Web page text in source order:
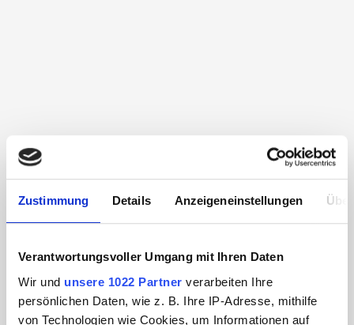
Zustimmung Details Anzeigeneinstellungen
Verantwortungsvoller Umgang mit Ihren Daten
Wir und unsere 1022 Partner verarbeiten Ihre
persönlichen Daten, wie z. B. Ihre IP-Adresse, mithilfe
von Technologien wie Cookies, um Informationen auf